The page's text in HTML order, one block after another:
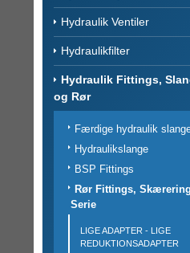
Hydraulik Ventiler
Hydraulikfilter
Hydraulik Fittings,
og Rør
Færdige hydraulik
Hydraulikslange
BSP Fittings
Rør Fittings,
Serie
LIGE ADAPTER - LIGE
REDUKTIONSADAPTER